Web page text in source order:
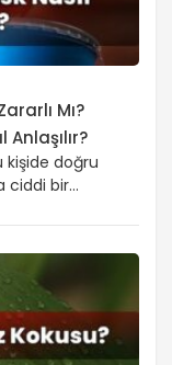
Mı?
Anlaşılır?
doğru
ciddi bir
yanma
ağız
bir başka
kolay ortaya